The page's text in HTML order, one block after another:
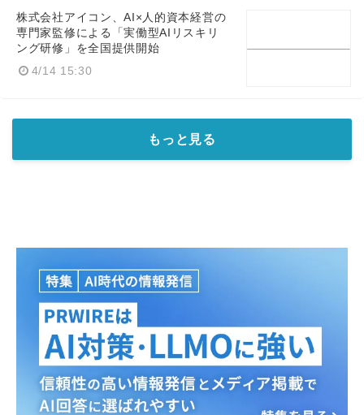
株式会社アイコン、AI×人的資本経営の
専門家監修による「実働型AIリスキリ
ング研修」を全国提供開始
4/14 15:30
もっと見る